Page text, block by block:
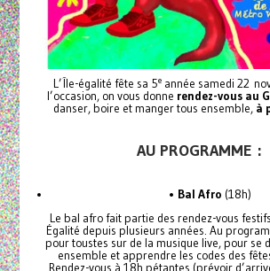
L’Île-égalité fête sa 5e année samedi 22
l’occasion, on vous donne rendez-vous au
danser, boire et manger tous ensemble, à
AU PROGRAMME :
• Bal Afro (18h)
Le bal afro fait partie des rendez-vous
Égalité depuis plusieurs années. Au
pour toustes sur de la musique live, pour se
ensemble et apprendre les codes des
Rendez-vous à 18h pétantes (prévoir